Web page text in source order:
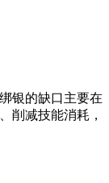
银的缺口主要在
削减技能消耗，